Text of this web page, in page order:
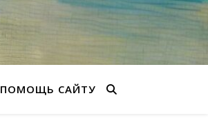
ПОМОЩЬ САЙТУ